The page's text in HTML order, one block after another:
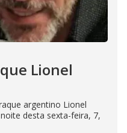
Lionel
argentino Lionel
desta sexta-feira, 7,